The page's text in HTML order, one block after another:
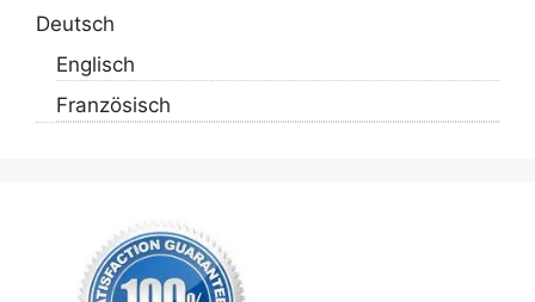
Deutsch
Englisch
Französisch